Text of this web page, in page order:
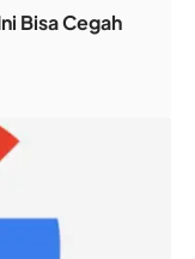
Bisa Cegah